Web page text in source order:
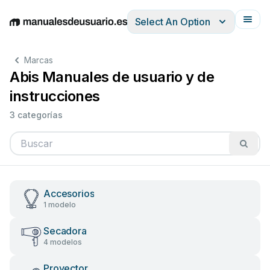
EnglishDeutschEspañolItalianoFrançais
Select An Option
Marcas
Abis Manuales de usuario y de
instrucciones
3 categorías
Accesorios
1 modelo
Secadora
4 modelos